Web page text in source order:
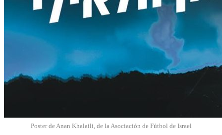
Poster de Anan Khalaili, de la Asociación de Fútbol de Israel